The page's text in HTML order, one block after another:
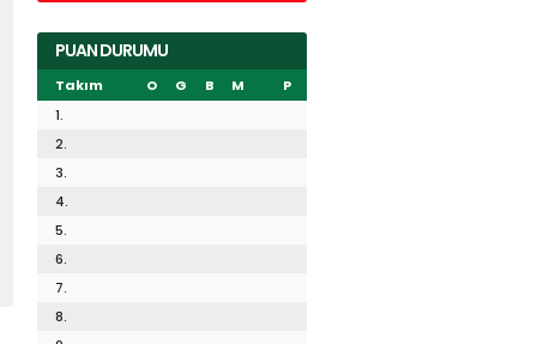
PUAN DURUMU
Takım O G B M
P
1.
2.
3.
4.
5.
6.
7.
8.